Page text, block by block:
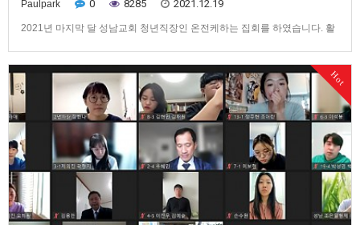
Paulpark 0 8285 2021.12.19
2021년 마지막 달 성남교회 청년직장인 온전케하는 집회를 하였습니다. 활
이들의 새사람의 인성 역시 부활 안에 있음) 어떻게 활력적이 될 수 있는가?
우리는 많이 기도해야 한다고 말할지 모른다. 그 말은 옳지만, …
Hot